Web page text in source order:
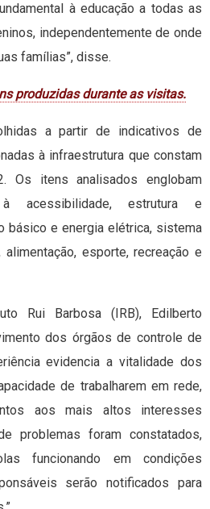
à educação a todas as
independentemente de onde
famílias”, disse.
produzidas durante as visitas.
a partir de indicativos de
à infraestrutura que constam
Os itens analisados englobam
acessibilidade, estrutura e
básico e energia elétrica, sistema
esporte, recreação e
Rui Barbosa (IRB), Edilberto
dos órgãos de controle de
evidencia a vitalidade dos
de trabalharem em rede,
aos mais altos interesses
problemas foram constatados,
funcionando em condições
serão notificados para